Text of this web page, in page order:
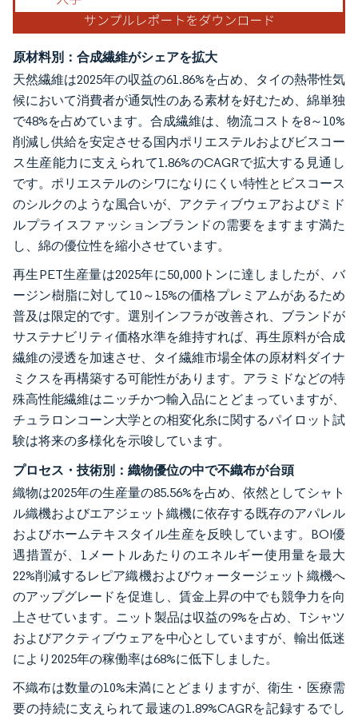
原材料別：合成繊維がシェアを拡大
天然繊維は2025年の収益の61.86%を占め、タイの熱帯性気
候において消費者が通気性のある素材を好むため、綿単独
で48%を占めています。合成繊維は、物流コストを8～10%
削減し供給を安定させる国内ポリエステルおよびビスコー
ス生産能力に支えられて1.86%のCAGRで拡大する見通し
です。ポリエステルのシワになりにくい特性とビスコース
のシルクのような風合いが、アクティブウェアおよびミド
ルプライスファッションブランドの需要をますます満た
し、綿の優位性を縮小させています。
再生PET生産量は2025年に50,000トンに達しましたが、バ
ージン樹脂に対して10～15%の価格プレミアムがあるため
普及は限定的です。選別インフラが改善され、ブランドが
サステナビリティ価格水準を維持すれば、再生原料が合成
繊維の浸透を加速させ、タイ繊維市場全体の原材料ダイナ
ミクスを再構築する可能性があります。アラミドなどの特
殊高性能繊維はニッチかつ輸入品にとどまっていますが、
チュラロンコーン大学との相変化糸に関するパイロット試
験は将来の多様化を示唆しています。
プロセス・技術別：織物優位の中で不織布が台頭
織物は2025年の生産量の85.56%を占め、依然としてシャト
ル織機およびエアジェット織機に依存する既存のアパレル
およびホームテキスタイル生産を反映しています。BOI優
遇措置が、1メートルあたりのエネルギー使用量を最大
22%削減するレピア織機およびウォータージェット織機へ
のアップグレードを促進し、賃金上昇の中でも競争力を向
上させています。ニット製品は収益の9%を占め、Tシャツ
およびアクティブウェアを中心としていますが、輸出低迷
により2025年の稼働率は68%に低下しました。
不織布は数量の10%未満にとどまりますが、衛生・医療需
要の持続に支えられて最速の1.89%CAGRを記録するでし